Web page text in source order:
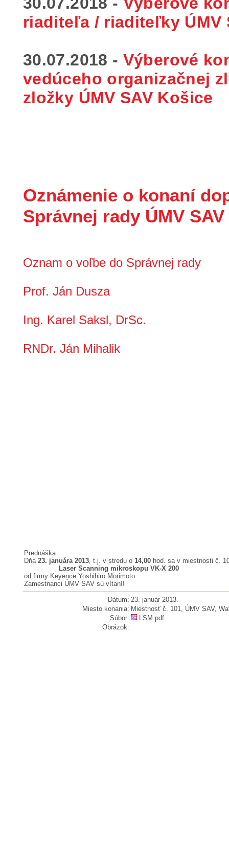
riaditeľa / riaditeľkyÚMV
30.07.2018 - Výberové
vedúceho organizačnej
zložky ÚMV SAV Košice
Oznámenie o konaní
Správnej rady ÚMV SAV
Oznam o voľbe do Správnej rady
Prof. Ján Dusza
Ing. Karel Saksl, DrSc.
RNDr. Ján Mihalik
Prednáška
Dňa 23. januára 2013 , t.j. v stredu o 14,00 hod. sa v miestnosti č.
Laser Scanning mikroskopu VK-X 200
od firmy Keyence Yoshihiro Morimoto.
Zamestnanci ÚMV SAV sú vítaní!
Dátum: 23. január 2013.
Miesto konania: Miestnosť č. 101, ÚMV SAV,
Súbor:
LSM.pdf
Obrázok: